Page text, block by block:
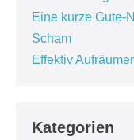
Eine kurze Gute-
Scham
Effektiv
Kategorien